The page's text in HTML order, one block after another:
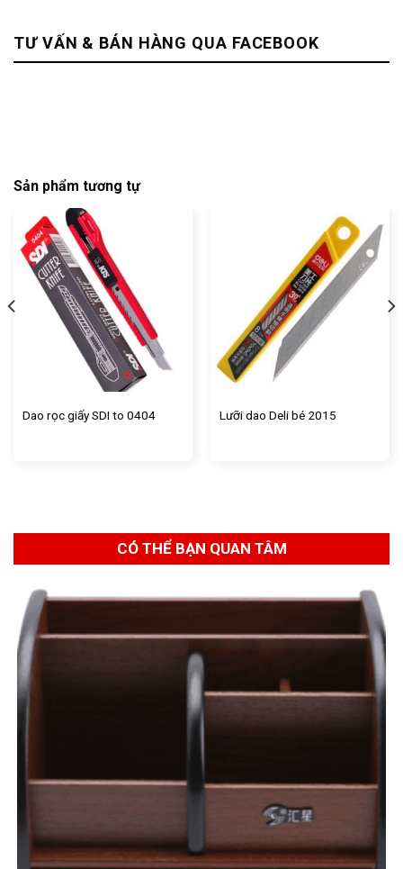
TƯ VẤN & BÁN HÀNG QUA FACEBOOK
Sản phẩm tương tự
Dao rọc giấy SDI to 0404 Lưỡi dao Deli bé 2015
CÓ THỂ BẠN QUAN TÂM